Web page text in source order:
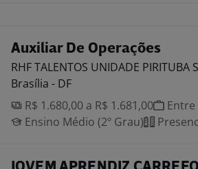
Auxiliar De Operações
RHF TALENTOS UNIDADE PIRITUBA
Brasília - DF
R$ 1.680,00 a R$ 1.681,00
Entre
Ensino Médio (2º Grau)